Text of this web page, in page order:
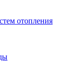
отопления